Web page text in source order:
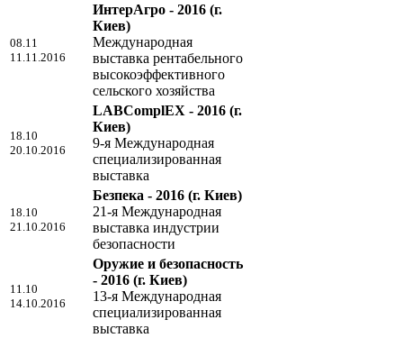
08.11
11.11.2016
ИнтерАгро - 2016 (г.
Киев)
Международная
выставка рентабельного
высокоэффективного
сельского хозяйства
18.10
20.10.2016
LABComplEX - 2016 (г.
Киев)
9-я Международная
специализированная
выставка
18.10
21.10.2016
Безпека - 2016 (г. Киев)
21-я Международная
выставка индустрии
безопасности
11.10
14.10.2016
Оружие и безопасность
- 2016 (г. Киев)
13-я Международная
специализированная
выставка